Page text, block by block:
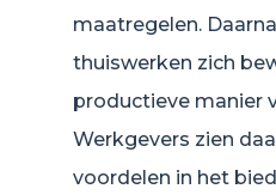
maatregelen.
thuiswerken zich
productieve manier
Werkgevers zien
voordelen in het